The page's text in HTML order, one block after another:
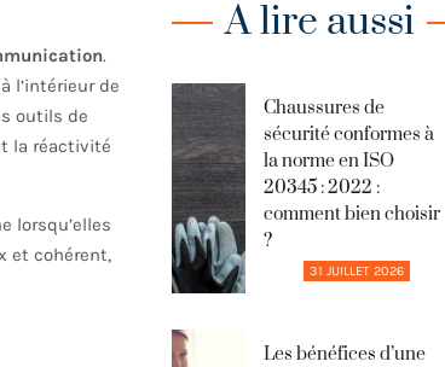
.
l’intérieur de
outils de
la réactivité
lorsqu’elles
et cohérent,
A lire aussi
Chaussures de
sécurité conformes à
la norme en ISO
20345 : 2022 :
comment bien choisir
?
31 JUILLET 2026
Les bénéfices d’une